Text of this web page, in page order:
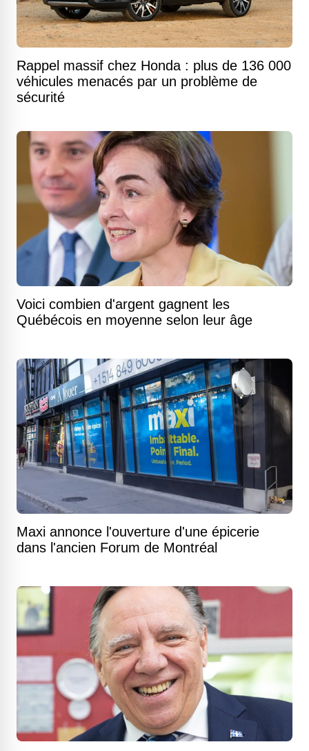
Rappel massif chez Honda : plus de 136 000
véhicules menacés par un problème de
sécurité
Voici combien d'argent gagnent les
Québécois en moyenne selon leur âge
Maxi annonce l'ouverture d'une épicerie
dans l'ancien Forum de Montréal